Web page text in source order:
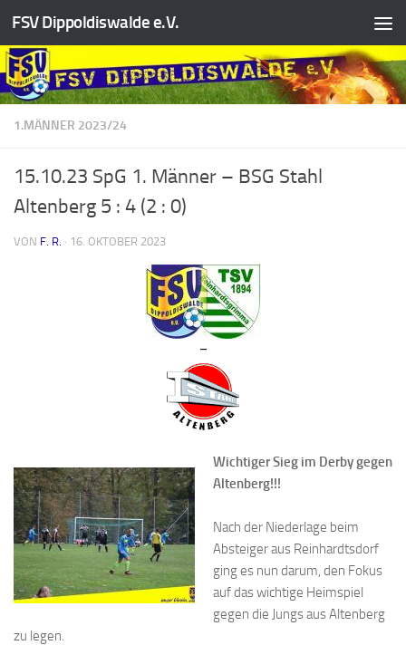
Zum Inhalt springen
FSV Dippoldiswalde e.V.
1.MÄNNER 2023/24
15.10.23 SpG 1. Männer – BSG Stahl
Altenberg 5 : 4 (2 : 0)
VON F. R. · 16. OKTOBER 2023
–
Wichtiger Sieg im Derby gegen
Altenberg!!!
Nach der Niederlage beim
Absteiger aus Reinhardtsdorf
ging es nun darum, den Fokus
auf das wichtige Heimspiel
gegen die Jungs aus Altenberg
zu legen.